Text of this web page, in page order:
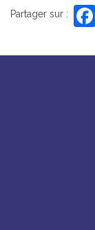
Partager sur :